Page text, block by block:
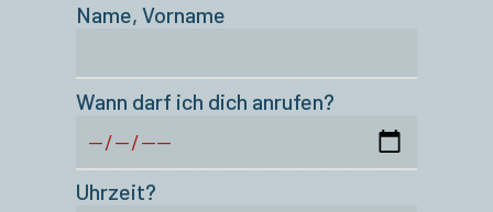
Name, Vorname
Wann darf ich dich anrufen?
Uhrzeit?